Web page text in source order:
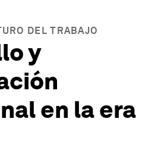
DEL TRABAJO
y
en la era